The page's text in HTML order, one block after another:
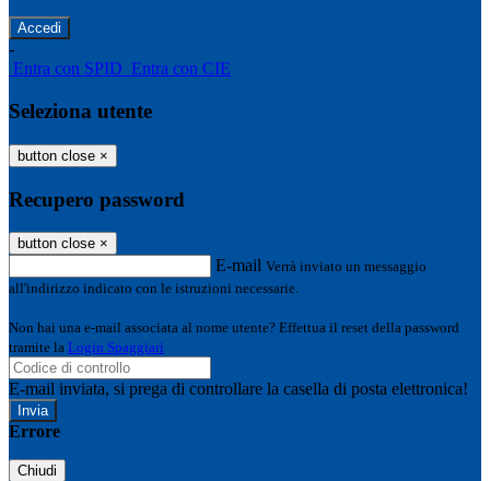
-
Entra con SPID Entra con CIE
Seleziona utente
button close ×
Recupero password
button close ×
E-mail Verrà inviato un messaggio
all'indirizzo indicato con le istruzioni necessarie.
Non hai una e-mail associata al nome utente? Effettua il reset della password
tramite la Login Spaggiari
E-mail inviata, si prega di controllare la casella di posta elettronica!
Errore
Chiudi